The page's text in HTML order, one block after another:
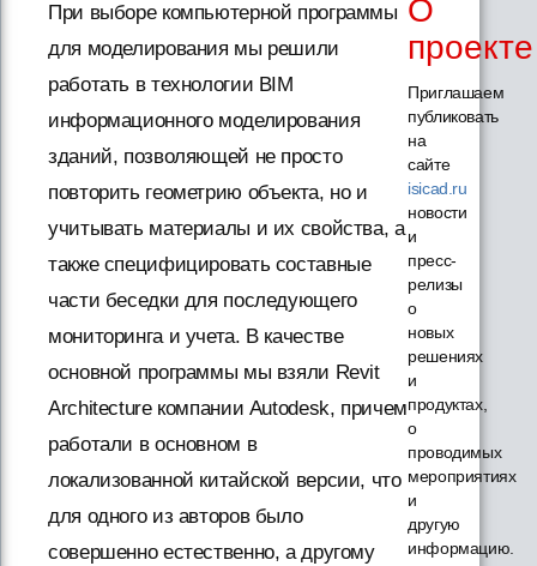
При выборе компьютерной программы
для моделирования мы решили
работать в технологии BIM
информационного моделирования
зданий, позволяющей не просто
повторить геометрию объекта, но и
учитывать материалы и их свойства, а
также специфицировать составные
части беседки для последующего
мониторинга и учета. В качестве
основной программы мы взяли Revit
Architecture компании Autodesk, причем
работали в основном в
локализованной китайской версии, что
для одного из авторов было
совершенно естественно, а другому
О
проекте
Приглашаем
публиковать
на
сайте
isicad.ru
новости
и
пресс-
релизы
о
новых
решениях
и
продуктах,
о
проводимых
мероприятиях
и
другую
информацию.